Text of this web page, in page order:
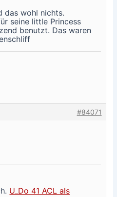
das wohl nichts.
seine little Princess
benutzt. Das waren
#84071
U_Do 41 ACL als